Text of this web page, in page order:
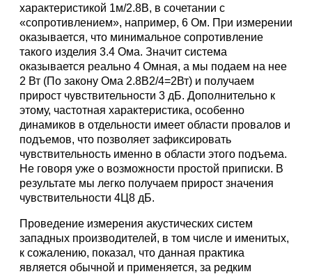
характеристикой 1м/2.8В, в сочетании с
«сопротивлением», например, 6 Ом. При измерении
оказывается, что минимальное сопротивление
такого изделия 3.4 Ома. Значит система
оказывается реально 4 Омная, а мы подаем на нее
2 Вт (По закону Ома 2.8В2/4=2Вт) и получаем
прирост чувствительности 3 дБ. Дополнительно к
этому, частотная характеристика, особенно
динамиков в отдельности имеет области провалов и
подъемов, что позволяет зафиксировать
чувствительность именно в области этого подъема.
Не говоря уже о возможности простой приписки. В
результате мы легко получаем прирост значения
чувствительности 4Ц8 дБ.
Проведение измерения акустических систем
западных производителей, в том числе и именитых,
к сожалению, показал, что данная практика
является обычной и применяется, за редким